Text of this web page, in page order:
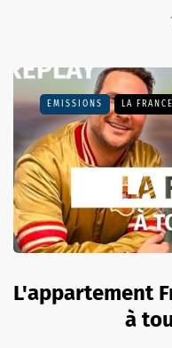
EMISSIONS LA
L'appartement
à